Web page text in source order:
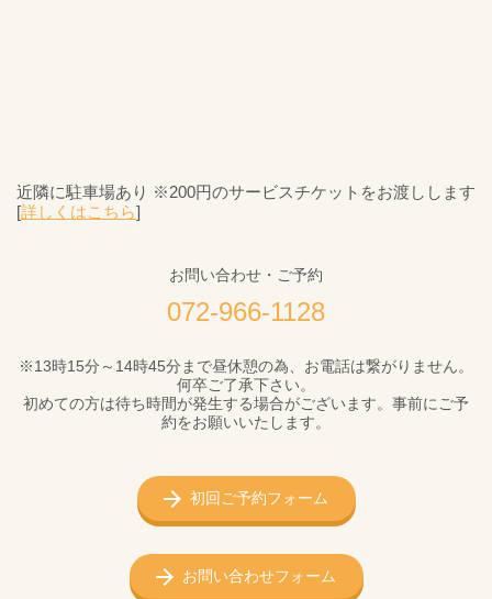
近隣に駐車場あり ※200円のサービスチケットをお渡しします
[詳しくはこちら]
お問い合わせ・ご予約
072-966-1128
※13時15分～14時45分まで昼休憩の為、お電話は繋がりません。
何卒ご了承下さい。
初めての方は待ち時間が発生する場合がございます。事前にご予
約をお願いいたします。
初回ご予約フォーム
お問い合わせフォーム